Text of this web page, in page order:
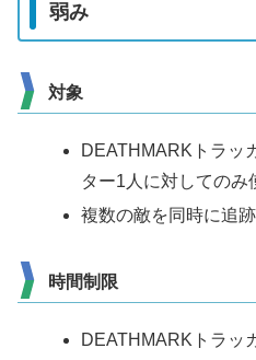
弱み
対象
DEATHMARKトラッ
ター1人に対してのみ
複数の敵を同時に追
時間制限
DEATHMARKトラッ